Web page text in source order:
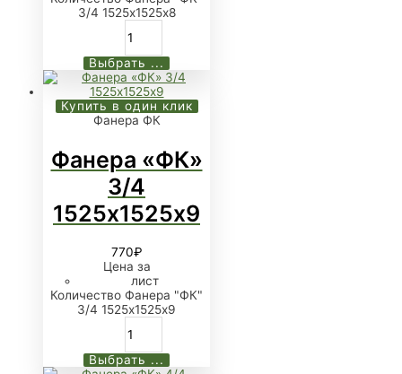
3/4 1525х1525х8
Выбрать ...
Купить в один клик
Фанера ФК
Фанера «ФК»
3/4
1525х1525х9
770₽
Цена за
лист
Количество Фанера "ФК"
3/4 1525х1525х9
Выбрать ...